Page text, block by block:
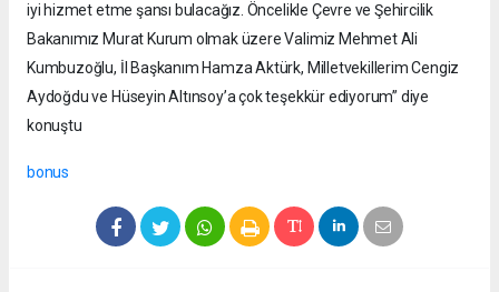
iyi hizmet etme şansı bulacağız. Öncelikle Çevre ve Şehircilik
Bakanımız Murat Kurum olmak üzere Valimiz Mehmet Ali
Kumbuzoğlu, İl Başkanım Hamza Aktürk, Milletvekillerim Cengiz
Aydoğdu ve Hüseyin Altınsoy’a çok teşekkür ediyorum” diye
konuştu
bonus